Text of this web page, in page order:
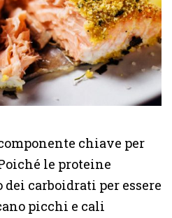
chiave per
le proteine
carboidrati per essere
picchi e cali